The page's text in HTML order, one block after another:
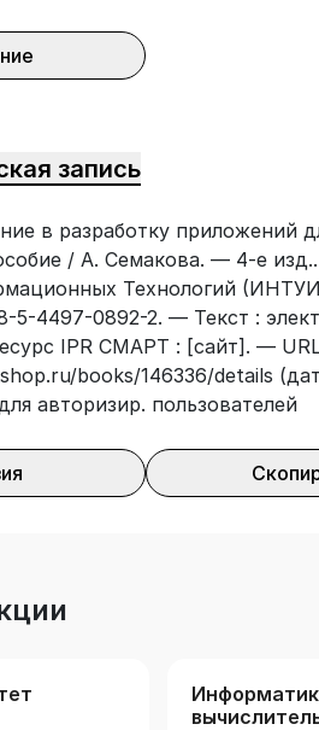
запись
в разработку приложений
/ А. Семакова. — 4-е
Технологий
5-4497-0892-2. — Текст :
IPR СМАРТ : [сайт]. —
books/146336/details
авторизир. пользователей